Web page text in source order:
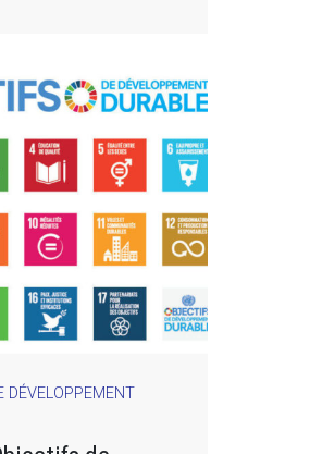
DÉVELOPPEMENT